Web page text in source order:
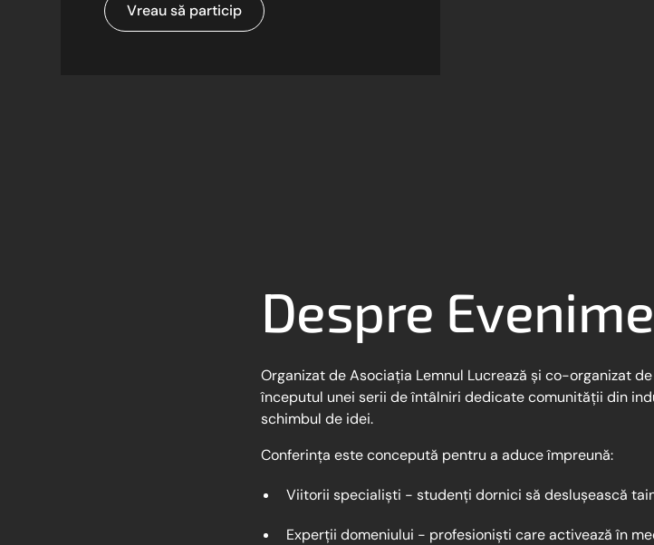
Vreau să particip
Despre
Organizat de Asociația Lemnul Lucrează și co-organizat
începutul unei serii de întâlniri dedicate comunității din
schimbul de idei.
Conferința este concepută pentru a aduce împreună:
Viitorii specialiști - studenți dornici să deslușească
Experții domeniului - profesioniști care activează în